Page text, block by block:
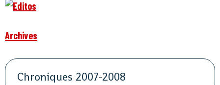
Archives
Chroniques 2007-2008